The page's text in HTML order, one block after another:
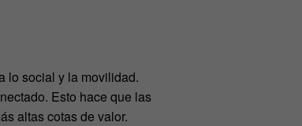
lo social y la movilidad.
Esto hace que las
altas cotas de valor.